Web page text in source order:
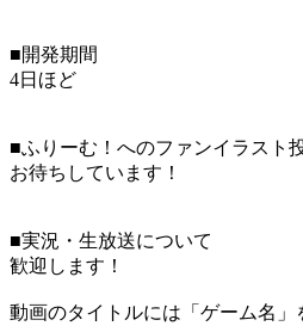
■開発期間
4日ほど
■ふりーむ！へのファンイラスト
お待ちしています！
■実況・生放送について
歓迎します！
動画のタイトルには「ゲーム名